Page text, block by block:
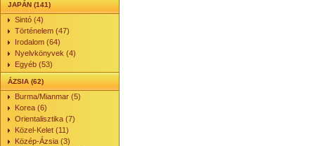
JAPÁN (141)
Sintó (4)
Történelem (47)
Irodalom (64)
Nyelvkönyvek (4)
Egyéb (53)
ÁZSIA (62)
Burma/Mianmar (5)
Korea (6)
Orientalisztika (7)
Közel-Kelet (11)
Közép-Ázsia (3)